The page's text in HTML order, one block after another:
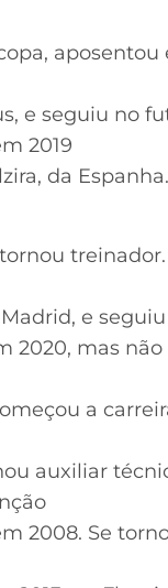
aposentou
e seguiu no
2019
da Espanha.
treinador.
e
2020, mas não
a
auxiliar
2008. Se